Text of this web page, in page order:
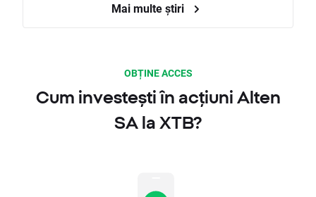
Mai multe știri
OBȚINE ACCES
Cum investești în acțiuni Alten
SA la XTB?